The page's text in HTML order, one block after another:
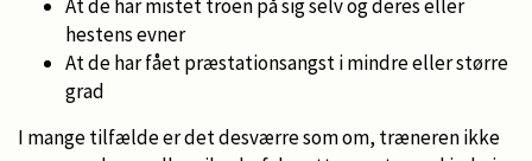
At de har mistet troen på sig selv og deres eller
hestens evner
At de har fået præstationsangst i mindre eller større
grad
I mange tilfælde er det desværre som om, træneren ikke